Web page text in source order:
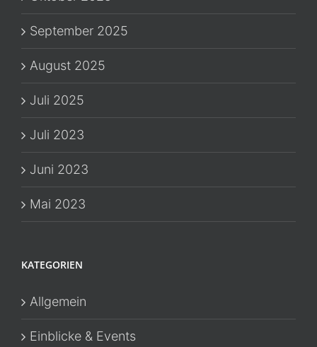
September 2025
August 2025
Juli 2025
Juli 2023
Juni 2023
Mai 2023
KATEGORIEN
Allgemein
Einblicke & Events